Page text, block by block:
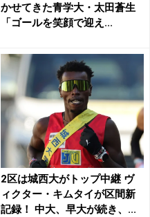
かせてきた青学大・太田蒼生
「ゴールを笑顔で迎え...
2区は城西大がトップ中継 ヴ
ィクター・キムタイが区間新
記録！ 中大、早大が続き、...